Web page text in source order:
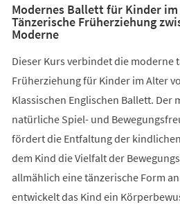
Modernes Ballett für Kinder
Tänzerische Früherziehung
Moderne
Dieser Kurs verbindet die moderne
Früherziehung für Kinder im Alter
Klassischen Englischen Ballett. Der
natürliche Spiel- und
fördert die Entfaltung der
dem Kind die Vielfalt der
allmählich eine tänzerische Form
entwickelt das Kind ein